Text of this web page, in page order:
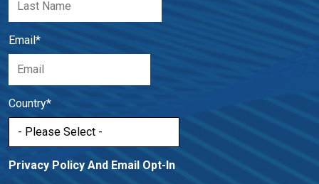
Email*
Country*
Privacy Policy And Email Opt-In